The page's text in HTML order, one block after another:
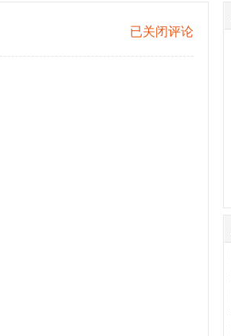
奥
黛
已关闭评论